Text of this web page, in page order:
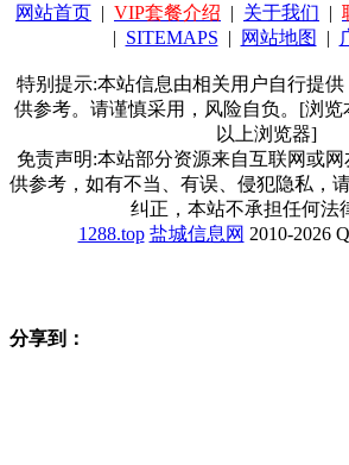
网站首页 | VIP套餐介绍 | 关于我们 |
| SITEMAPS | 网站地图 |
特别提示:本站信息由相关用户自行提
供参考。请谨慎采用，风险自负。[浏览
以上浏览器]
免责声明:本站部分资源来自互联网或
供参考，如有不当、有误、侵犯隐私，
纠正，本站不承担任何法
1288.top 盐城信息网 2010-2026
分享到：